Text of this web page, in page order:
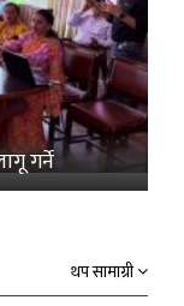
गर्ने
थप सामाग्री